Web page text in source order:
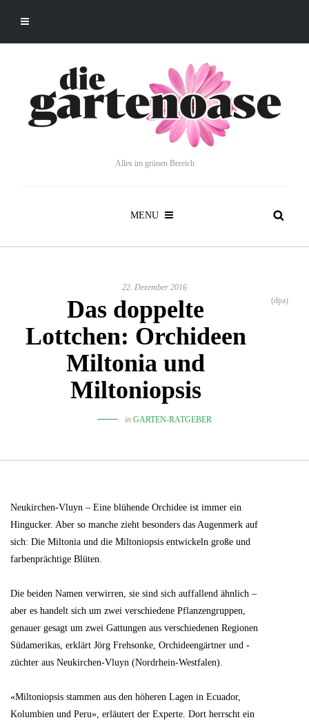
Alles im grünen Bereich
MENU
22. Dezember 2016
Das doppelte
Lottchen: Orchideen
Miltonia und
Miltoniopsis
(dpa)
in GARTEN-RATGEBER
Neukirchen-Vluyn – Eine blühende Orchidee ist immer ein
Hingucker. Aber so manche zieht besonders das Augenmerk auf
sich: Die Miltonia und die Miltoniopsis entwickeln große und
farbenprächtige Blüten.
Die beiden Namen verwirren, sie sind sich auffallend ähnlich –
aber es handelt sich um zwei verschiedene Pflanzengruppen,
genauer gesagt um zwei Gattungen aus verschiedenen Regionen
Südamerikas, erklärt Jörg Frehsonke, Orchideengärtner und -
züchter aus Neukirchen-Vluyn (Nordrhein-Westfalen).
«Miltoniopsis stammen aus den höheren Lagen in Ecuador,
Kolumbien und Peru», erläutert der Experte. Dort herrscht ein